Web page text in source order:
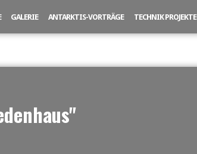
GALERIE ANTARKTIS-VORTRÄGE TECHNIK PROJEKTE